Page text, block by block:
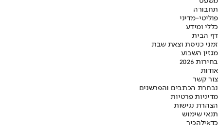
תחבורה
פוליטי-מדיני
כללי ומידע
דף הבית
זמני כניסת וצאת שבת
מגזין השבוע
בחירות 2026
אודות
צור קשר
נבחרת הכתבים והפרשנים
מדיניות פרטיות
הצהרת נגישות
תנאי שימוש
כדאילהכיר